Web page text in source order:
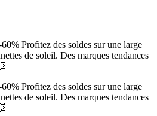
Profitez des soldes sur une large
de soleil. Des marques tendances
Profitez des soldes sur une large
de soleil. Des marques tendances